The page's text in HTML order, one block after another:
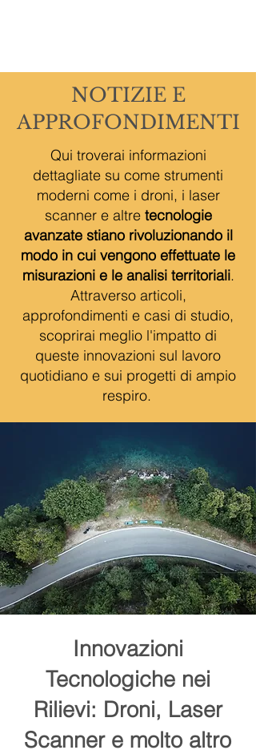
NOTIZIE E
APPROFONDIMENTI
Qui troverai informazioni
dettagliate su come strumenti
moderni come i droni, i laser
scanner e altre tecnologie
avanzate stiano rivoluzionando il
modo in cui vengono effettuate le
misurazioni e le analisi territoriali.
Attraverso articoli,
approfondimenti e casi di studio,
scoprirai meglio l'impatto di
queste innovazioni sul lavoro
quotidiano e sui progetti di ampio
respiro.
Innovazioni
Tecnologiche nei
Rilievi: Droni, Laser
Scanner e molto altro